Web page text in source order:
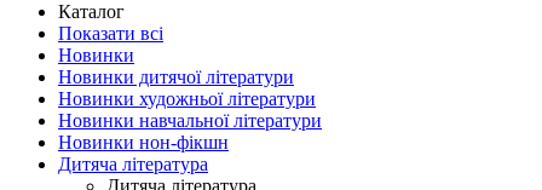
Каталог
Показати всі
Новинки
Новинки дитячої літератури
Новинки художньої літератури
Новинки навчальної літератури
Новинки нон-фікшн
Дитяча література
Дитяча література